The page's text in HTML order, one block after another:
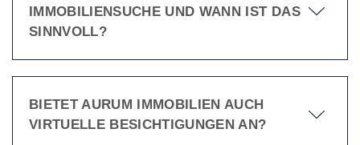
IMMOBILIENSUCHE UND WANN IST DAS
SINNVOLL?
BIETET AURUM IMMOBILIEN AUCH
VIRTUELLE BESICHTIGUNGEN AN?